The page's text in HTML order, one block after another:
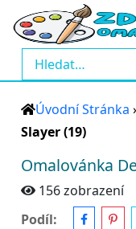
Úvodní Stránka
Slayer (19)
Omalovánka
156 zobrazení
Podíl: